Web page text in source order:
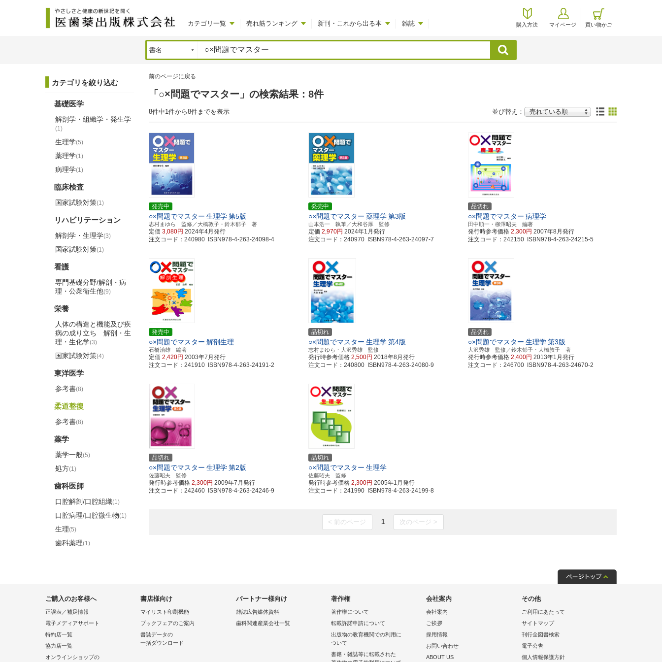
カテゴリ一覧 売れ筋ランキング 新刊・これから出る本 雑誌 購入方法 マイページ 買い物かご
検索
前のページに戻る
「○×問題でマスター」の検索結果：8件
8件中1件から8件までを表示 並び替え：
発売中
○×問題でマスター 生理学第5版
志村まゆら 監修／大橋敦子・鈴木郁子 著
定価 3,080円 2024年4月発行
注文コード：240980 ISBN978-4-263-24098-4
発売中
○×問題でマスター 薬理学第3版
山本浩一 執筆／大和谷厚 監修
定価2,970円 2024年1月発行
注文コード：240970 ISBN978-4-263-24097-7
品切れ
○×問題でマスター 病理学
田中順一・柳澤昭夫 編著
発行時参考価格2,300円 2007年8月発行
注文コード：242150 ISBN978-4-263-24215-5
発売中
○×問題でマスター 解剖生理
石橋治雄 編著
定価 2,420円 2003年7月発行
注文コード：241910 ISBN978-4-263-24191-2
品切れ
○×問題でマスター 生理学第4版
志村まゆら・大沢秀雄 監修
発行時参考価格2,500円 2018年8月発行
注文コード：240800 ISBN978-4-263-24080-9
品切れ
○×問題でマスター 生理学 第3版
大沢秀雄 監修／鈴木郁子・大橋敦子 著
発行時参考価格2,400円 2013年1月発行
注文コード：246700 ISBN978-4-263-24670-2
品切れ
○×問題でマスター 生理学第2版
佐藤昭夫 監修
発行時参考価格 2,300円 2009年7月発行
注文コード：242460 ISBN978-4-263-24246-9
品切れ
○×問題でマスター 生理学
佐藤昭夫 監修
発行時参考価格2,300円 2005年1月発行
注文コード：241990 ISBN978-4-263-24199-8
< 前のページ 1 次のページ >
カテゴリを絞り込む
基礎医学
解剖学・組織学・発生学
(1)
生理学(5)
薬理学(1)
病理学(1)
臨床検査
国家試験対策(1)
リハビリテーション
解剖学・生理学(3)
国家試験対策(1)
看護
専門基礎分野/解剖・病
理・公衆衛生他(9)
栄養
人体の構造と機能及び疾
病の成り立ち 解剖・生
理・生化学(3)
国家試験対策(4)
東洋医学
参考書(8)
柔道整復
参考書(8)
薬学
薬学一般(5)
処方(1)
歯科医師
口腔解剖/口腔組織(1)
口腔病理/口腔微生物(1)
生理(5)
歯科薬理(1)
ご購入のお客様へ
正誤表／補足情報
電子メディアサポート
特約店一覧
協力店一覧
オンラインショップの
書店様向け
マイリスト印刷機能
ブックフェアのご案内
書誌データの
一括ダウンロード
パートナー様向け
雑誌広告媒体資料
歯科関連産業会社一覧
著作権
著作権について
転載許諾申請について
出版物の教育機関での利用に
ついて
書籍・雑誌等に転載された
会社案内
会社案内
ご挨拶
採用情報
お問い合わせ
ABOUT US
その他
ご利用にあたって
サイトマップ
刊行全図書検索
電子公告
個人情報保護方針